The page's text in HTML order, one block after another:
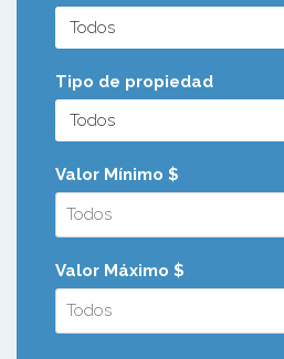
Tipo de propiedad
Valor Mínimo $
Valor Máximo $